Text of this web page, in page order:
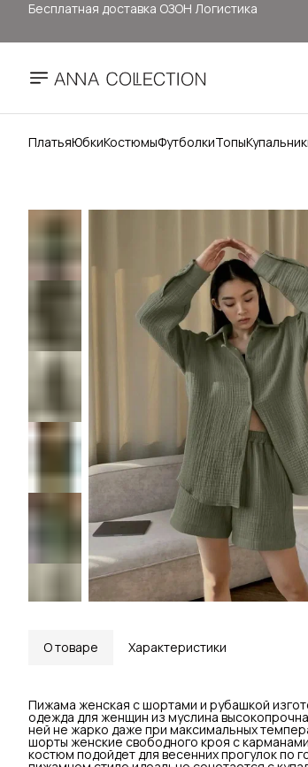
Бесплатная доставка ОЗОН Логистика
ПлатьяЮбкиКостюмыФутболкиТопы
О товаре Характеристики
Пижама женская с шортами и рубашкой
одежда для женщин из муслина
ней не жарко даже при максимальных
шорты женские свободного кроя с
костюм подойдет для весенних прогулок по